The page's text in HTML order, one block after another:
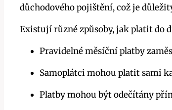
důchodového pojištění, což je
Existují různé způsoby, jak platit do
Pravidelné měsíční platby
Samoplátci mohou platit sami
Platby mohou být odečítány